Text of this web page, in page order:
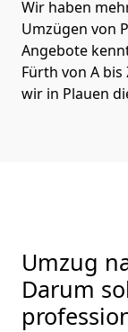
Wir haben
Umzügen von
Angebote
Fürth von A
wir in Plauen
Umzug
Darum